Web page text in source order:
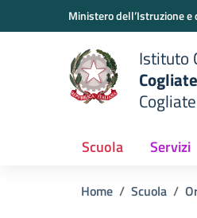
Vai ai contenuti
Vai al menu di navigazione
Ministero dell’Istruzione e
Istituto
Scuola Servizi
Home Scuola